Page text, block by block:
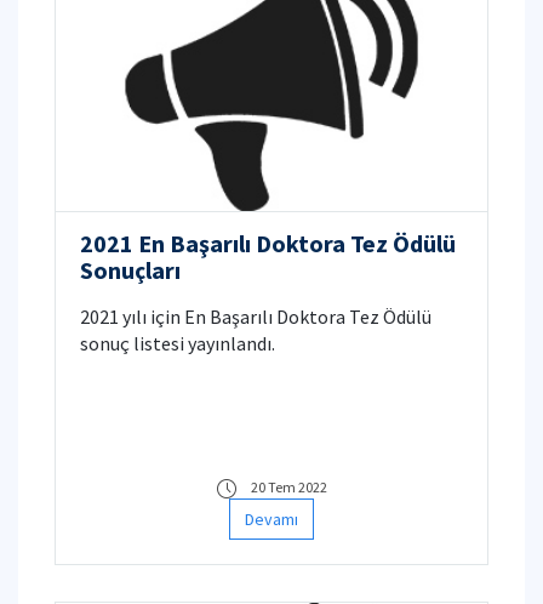
2021 En Başarılı Doktora Tez Ödülü
Sonuçları
2021 yılı için En Başarılı Doktora Tez Ödülü
sonuç listesi yayınlandı.
20 Tem 2022
Devamı